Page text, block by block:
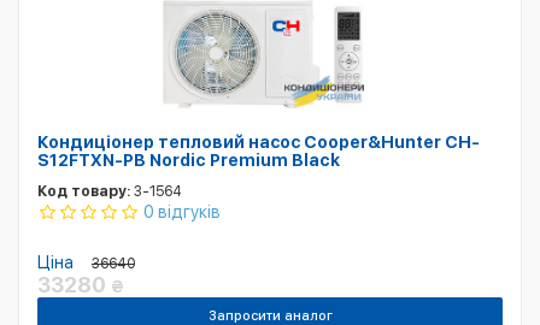
Кондиціонер тепловий насос Cooper&Hunter CH-
S12FTXN-PB Nordic Premium Black
Код товару: 3-1564
0 відгуків
Ціна 36640
33280 ₴
Запросити аналог